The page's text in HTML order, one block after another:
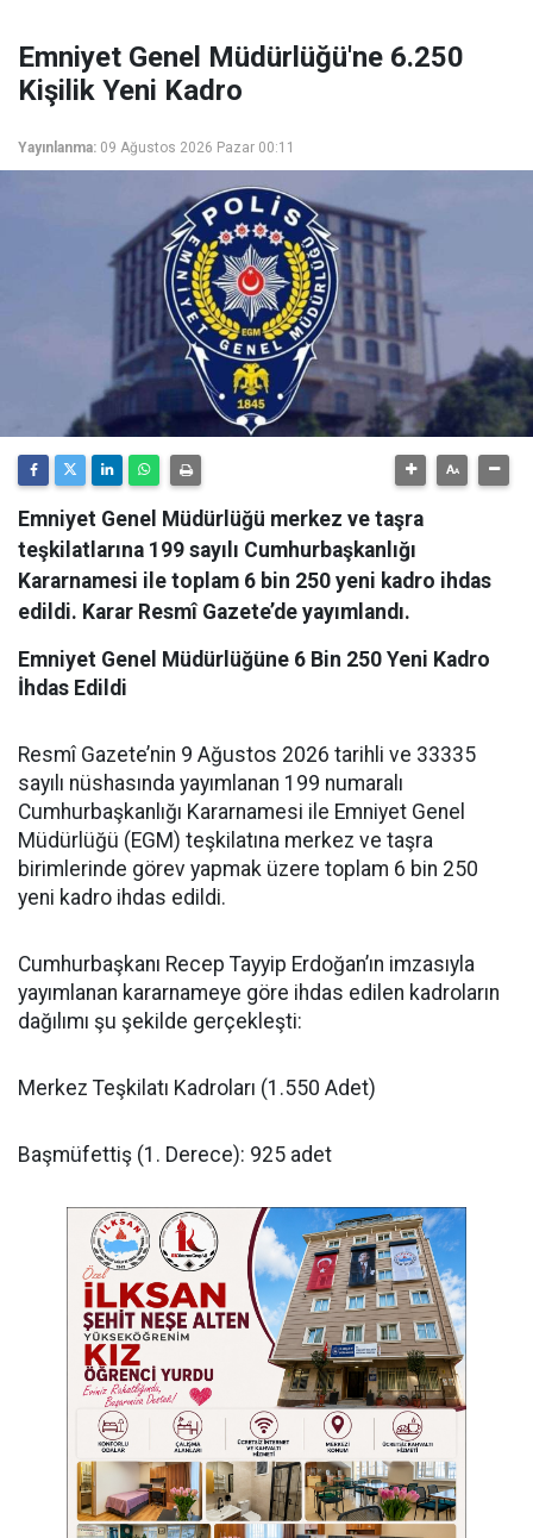
Emniyet Genel Müdürlüğü'ne 6.250
Kişilik Yeni Kadro
Yayınlanma: 09 Ağustos 2026 Pazar 00:11
Emniyet Genel Müdürlüğü merkez ve taşra
teşkilatlarına 199 sayılı Cumhurbaşkanlığı
Kararnamesi ile toplam 6 bin 250 yeni kadro ihdas
edildi. Karar Resmî Gazete’de yayımlandı.
Emniyet Genel Müdürlüğüne 6 Bin 250 Yeni Kadro
İhdas Edildi
​Resmî Gazete’nin 9 Ağustos 2026 tarihli ve 33335
sayılı nüshasında yayımlanan 199 numaralı
Cumhurbaşkanlığı Kararnamesi ile Emniyet Genel
Müdürlüğü (EGM) teşkilatına merkez ve taşra
birimlerinde görev yapmak üzere toplam 6 bin 250
yeni kadro ihdas edildi.
​Cumhurbaşkanı Recep Tayyip Erdoğan’ın imzasıyla
yayımlanan kararnameye göre ihdas edilen kadroların
dağılımı şu şekilde gerçekleşti:
​Merkez Teşkilatı Kadroları (1.550 Adet)
​Başmüfettiş (1. Derece): 925 adet